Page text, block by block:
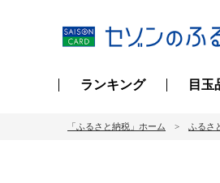
ランキング 目玉
「ふるさと納税」ホーム ふるさ